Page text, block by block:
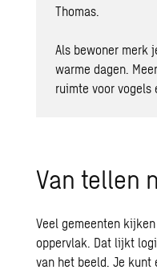
Thomas.
Als bewoner merk
warme dagen.
ruimte voor vogels
Van tellen
Veel gemeenten
oppervlak. Dat lijkt
van het beeld.Je kunt